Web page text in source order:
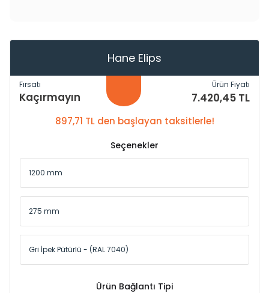
Hane Elips
Fırsatı
Kaçırmayın
Ürün Fiyatı
7.420,45 TL
897,71 TL den başlayan taksitlerle!
Seçenekler
Ürün Bağlantı Tipi